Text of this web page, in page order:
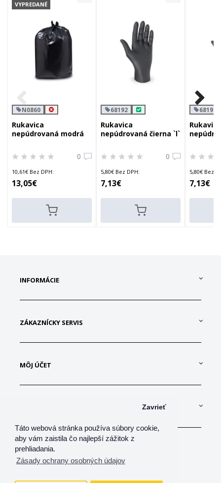
Táto webová stránka používa súbory cookie,
aby vám zaistila čo najlepší zážitok z
prehliadania.
Zásady ochrany osobných údajov
Zavrieť
VYPREDANÉ
N0860
Rukavica
nepúdrovaná modrá
0
10,61€ Bez DPH:
13,05€
68192
Rukavica
nepúdrovaná čierna `l`
0
5,80€ Bez DPH:
7,13€
68191
Rukavica
5,80€ Bez
7,13€
INFORMÁCIE
ZÁKAZNÍCKY SERVIS
MÔJ ÚČET